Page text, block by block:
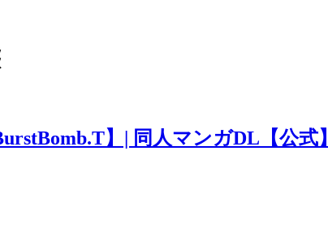
】| 同人マンガDL【公式】